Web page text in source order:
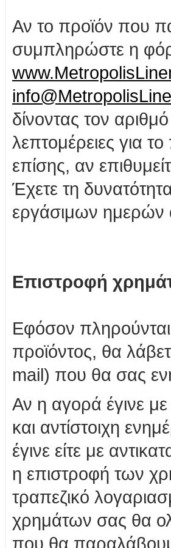
Αν το προϊόν που
συμπληρώστε η
δίνοντας τον
λεπτομέρειες για
επίσης, αν
Έχετε τη
εργάσιμων ημερών
Επιστροφή
Εφόσον πληρούνται
προϊόντος, θα
mail) που θα σας
Αν η αγορά έγινε
και αντίστοιχη
έγινε είτε με
η επιστροφή των
τραπεζικό
χρημάτων σας θα
που θα